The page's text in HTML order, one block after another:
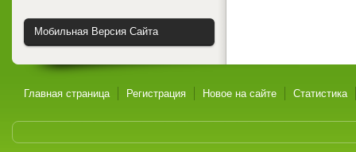
Мобильная Версия Сайта
Главная страница Регистрация Новое на сайте Статистика